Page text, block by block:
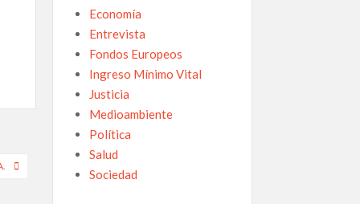
Economía
Entrevista
Fondos Europeos
Ingreso Mínimo Vital
Justicia
Medioambiente
Política
Salud
Sociedad